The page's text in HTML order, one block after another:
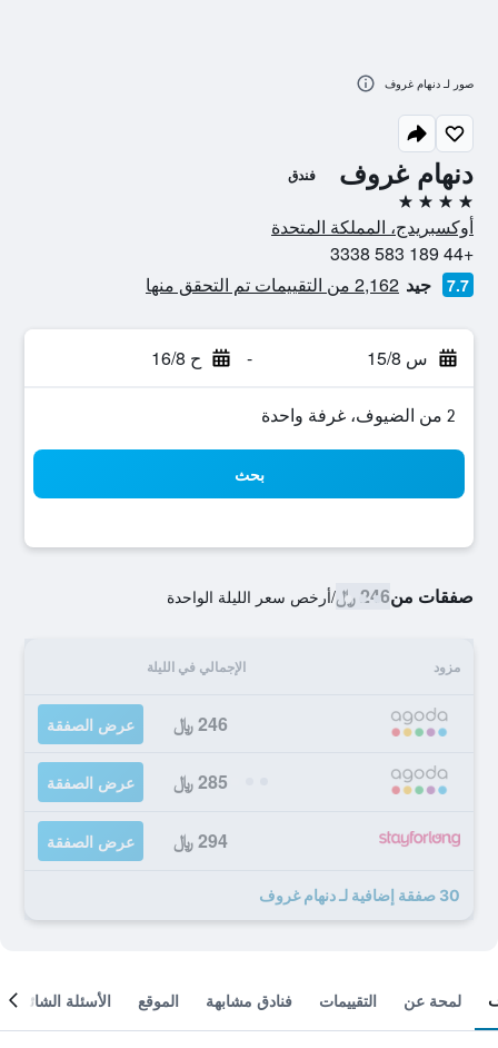
دنهام غروف فندق
4 نجوم
أوكسبريدج، المملكة المتحدة
+44 189 583 3338
7.7 جيد 2,162 من التقييمات تم التحقق منها
س 15/8 - ح 16/8
2 من الضيوف، غرفة واحدة
بحث
صفقات من246 ﷼ /أرخص سعر الليلة الواحدة
مزود الإجمالي في الليلة
246 ﷼ عرض الصفقة
285 ﷼ عرض الصفقة
294 ﷼ عرض الصفقة
30 صفقة إضافية لـ دنهام غروف
صور لـ دنهام غروف
لمحة عن التقييمات فنادق مشابهة الموقع الأسئلة الشائعة